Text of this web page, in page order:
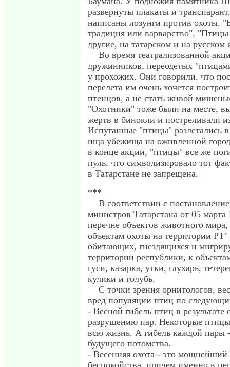
развернуты плакаты и
написаны лозунги против охоты.
традиция или варварство",
другие, на татарском и на русском
Во время театрализованной
дружинников, переодетых
у прохожих. Они говорили, что
перелета им очень хочется
птенцов, а не стать живой
"Охотники" тоже были на месте,
жертв в бинокли и постреливали
Испуганные "птицы" разлетались
ища убежища на оживленной
в конце акции, "птицы" все же
пуль, что символизировало тот
в Татарстане не запрещена.
***
В соответствии с
министров Татарстана от 05
перечне объектов животного
объектам охоты на территории
обитающих, гнездящихся и
территории республики, к
гуси, казарка, утки, глухарь,
кулики и голубь.
С точки зрения орнитологов,
вред популяции птиц по
- Весной гибель птиц в результате
разрушению пар. Некоторые
всю жизнь. А гибель каждой пары -
будущего потомства.
- Весенняя охота - это мощнейший
беспокойства, причем именно в